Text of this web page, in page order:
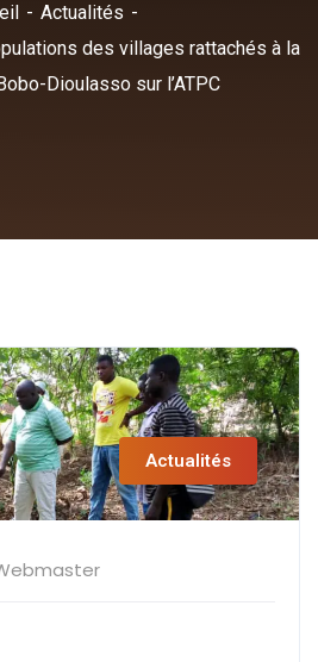
Actualités
des villages rattachés à la
Dioulasso sur l’ATPC
Actualités